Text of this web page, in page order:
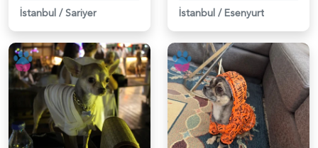
İstanbul / Sariyer
İstanbul / Esenyurt